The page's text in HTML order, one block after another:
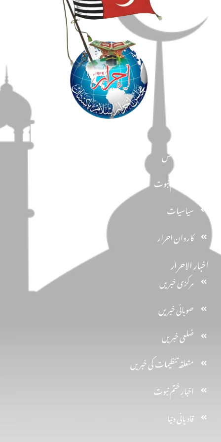
اخبار الاحرار
مرکزی خبریں
صوبائی خبریں
ضلعی خبریں
متعلقہ تنظیمات کی خبریں
اخبارِ ختم نبوت
قادیانی دنیا
دین و دانش
تحفظ ختم نبوت
سیاسیات
کاروان احرار